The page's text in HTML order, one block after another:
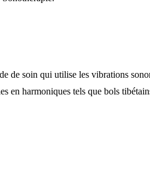
de soin qui utilise les vibrations
en harmoniques tels que bols